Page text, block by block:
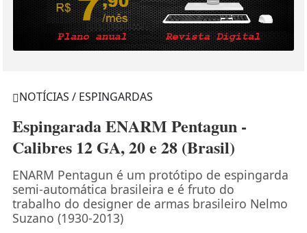
NOTÍCIAS / ESPINGARDAS
Espingarada ENARM Pentagun -
Calibres 12 GA, 20 e 28 (Brasil)
ENARM Pentagun é um protótipo de espingarda
semi-automática brasileira e é fruto do
trabalho do designer de armas brasileiro Nelmo
Suzano (1930-2013)